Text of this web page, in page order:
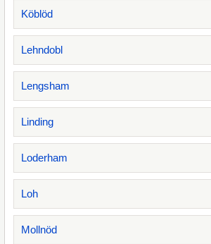
Köblöd
Lehndobl
Lengsham
Linding
Loderham
Loh
Mollnöd